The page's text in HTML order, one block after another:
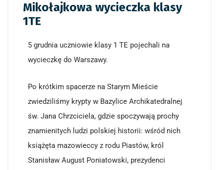
Mikołajkowa wycieczka klasy
1TE
5 grudnia uczniowie klasy 1 TE pojechali na
wycieczkę do Warszawy.
Po krótkim spacerze na Starym Mieście
zwiedziliśmy krypty w Bazylice Archikatedralnej
św. Jana Chrzciciela, gdzie spoczywają prochy
znamienitych ludzi polskiej historii: wśród nich
książęta mazowieccy z rodu Piastów, król
Stanisław August Poniatowski, prezydenci